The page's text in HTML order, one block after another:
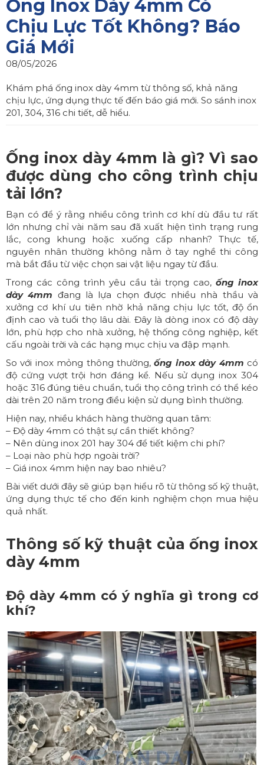
Ống Inox Dày 4mm Có
Chịu Lực Tốt Không? Báo
Giá Mới
08/05/2026
Khám phá ống inox dày 4mm từ thông số, khả năng
chịu lực, ứng dụng thực tế đến báo giá mới. So sánh inox
201, 304, 316 chi tiết, dễ hiểu.
Ống inox dày 4mm là gì? Vì sao
được dùng cho công trình chịu
tải lớn?
Bạn có để ý rằng nhiều công trình cơ khí dù đầu tư rất
lớn nhưng chỉ vài năm sau đã xuất hiện tình trạng rung
lắc, cong khung hoặc xuống cấp nhanh? Thực tế,
nguyên nhân thường không nằm ở tay nghề thi công
mà bắt đầu từ việc chọn sai vật liệu ngay từ đầu.
Trong các công trình yêu cầu tải trọng cao, ống inox
dày 4mm đang là lựa chọn được nhiều nhà thầu và
xưởng cơ khí ưu tiên nhờ khả năng chịu lực tốt, độ ổn
định cao và tuổi thọ lâu dài. Đây là dòng inox có độ dày
lớn, phù hợp cho nhà xưởng, hệ thống công nghiệp, kết
cấu ngoài trời và các hạng mục chịu va đập mạnh.
So với inox mỏng thông thường,ống inox dày 4mm có
độ cứng vượt trội hơn đáng kể. Nếu sử dụng inox 304
hoặc 316 đúng tiêu chuẩn, tuổi thọ công trình có thể kéo
dài trên 20 năm trong điều kiện sử dụng bình thường.
Hiện nay, nhiều khách hàng thường quan tâm:
– Độ dày 4mm có thật sự cần thiết không?
– Nên dùng inox 201 hay 304 để tiết kiệm chi phí?
– Loại nào phù hợp ngoài trời?
– Giá inox 4mm hiện nay bao nhiêu?
Bài viết dưới đây sẽ giúp bạn hiểu rõ từ thông số kỹ thuật,
ứng dụng thực tế cho đến kinh nghiệm chọn mua hiệu
quả nhất.
Thông số kỹ thuật củaống inox
dày 4mm
Độ dày 4mm có ý nghĩa gì trong cơ
khí?